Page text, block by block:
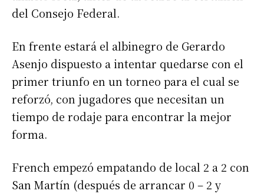
del Consejo Federal.
En frente estará el albinegro de Gerardo
Asenjo dispuesto a intentar quedarse con el
primer triunfo en un torneo para el cual se
reforzó, con jugadores que necesitan un
tiempo de rodaje para encontrar la mejor
forma.
French empezó empatando de local 2 a 2 con
San Martín (después de arrancar 0 – 2 y